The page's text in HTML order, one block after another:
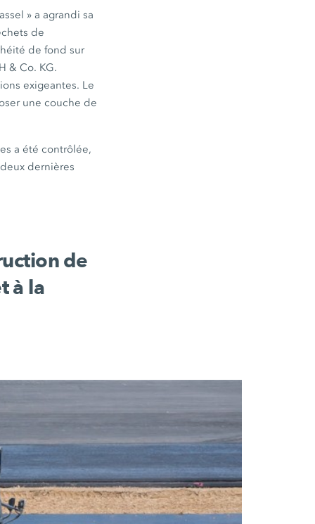
» a agrandi sa
de
de fond sur
& Co. KG.
exigeantes. Le
une couche de
a été contrôlée,
dernières
de
à la